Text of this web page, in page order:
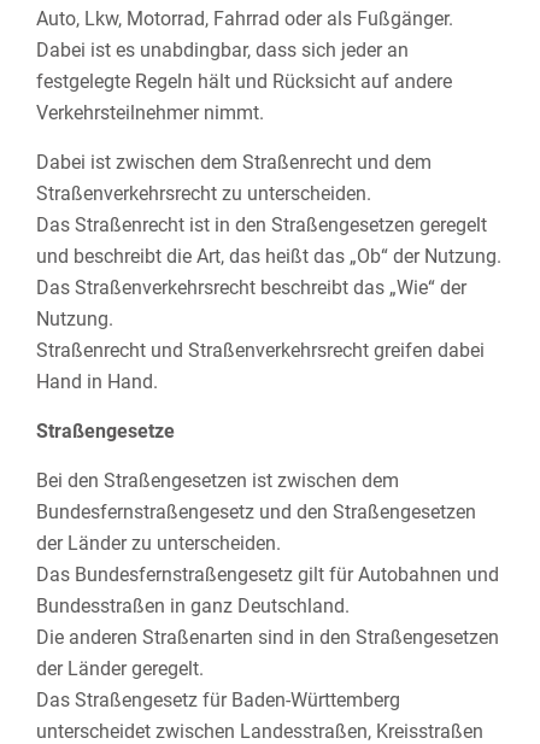
Auto, Lkw, Motorrad, Fahrrad oder als Fußgänger.
Dabei ist es unabdingbar, dass sich jeder an
festgelegte Regeln hält und Rücksicht auf andere
Verkehrsteilnehmer nimmt.
Dabei ist zwischen dem Straßenrecht und dem
Straßenverkehrsrecht zu unterscheiden.
Das Straßenrecht ist in den Straßengesetzen geregelt
und beschreibt die Art, das heißt das „Ob“ der Nutzung.
Das Straßenverkehrsrecht beschreibt das „Wie“ der
Nutzung.
Straßenrecht und Straßenverkehrsrecht greifen dabei
Hand in Hand.
Straßengesetze
Bei den Straßengesetzen ist zwischen dem
Bundesfernstraßengesetz und den Straßengesetzen
der Länder zu unterscheiden.
Das Bundesfernstraßengesetz gilt für Autobahnen und
Bundesstraßen in ganz Deutschland.
Die anderen Straßenarten sind in den Straßengesetzen
der Länder geregelt.
Das Straßengesetz für Baden-Württemberg
unterscheidet zwischen Landesstraßen, Kreisstraßen